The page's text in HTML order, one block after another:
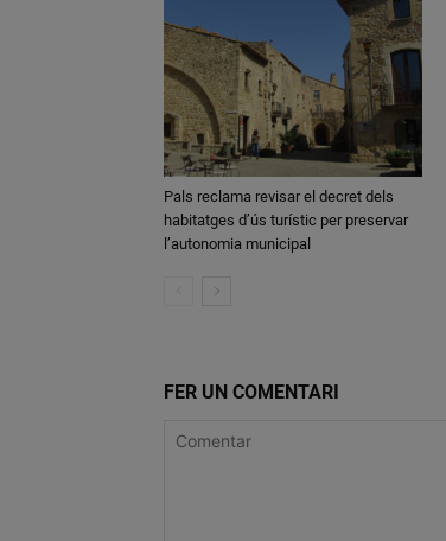
Pals reclama revisar el decret dels
habitatges d’ús turístic per preservar
l’autonomia municipal
FER UN COMENTARI